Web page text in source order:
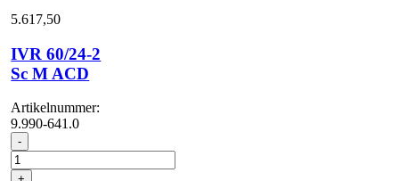
aantal
5.617,50
IVR 60/24-2
Sc M ACD
Artikelnummer:
9.990-641.0
- IVR
60/24-
2